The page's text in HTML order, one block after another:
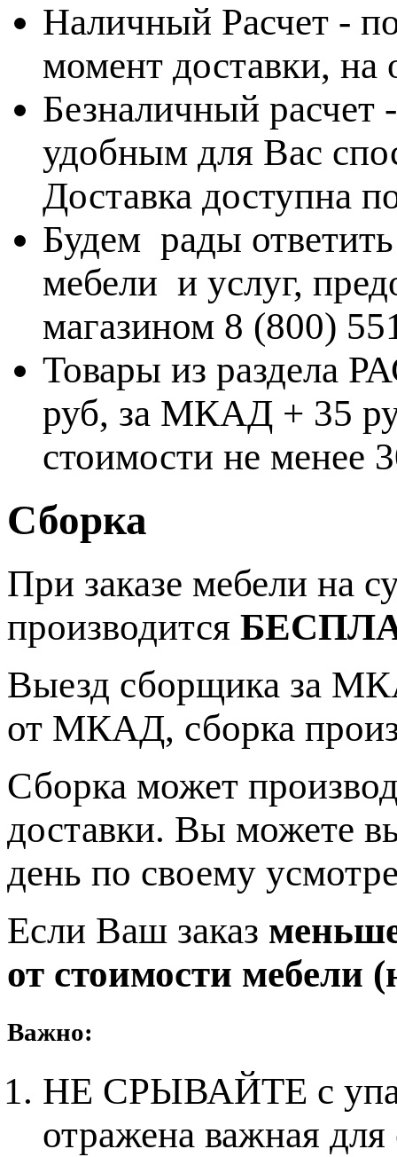
Наличный Расчет -
момент доставки, на
Безналичный
удобным для Вас
Доставка доступна
Будем рады
мебели и услуг,
магазином 8 (800)
Товары из раздела
руб, за МКАД + 35
стоимости не менее
Сборка
При заказе мебели на
производится
Выезд сборщика за
от МКАД, сборка
Сборка может
доставки. Вы можете
день по своему
Если Ваш заказ
от стоимости мебели
Важно:
НЕ СРЫВАЙТЕ с
отражена важная